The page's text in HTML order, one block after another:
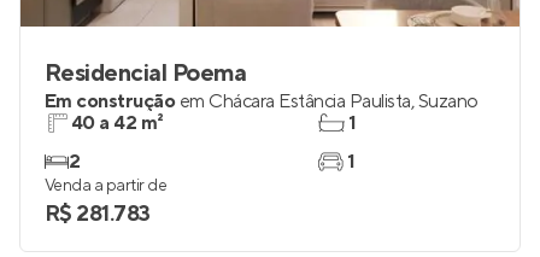
Residencial Poema
Em construção em Chácara Estância Paulista,Suzano
40 a 42 m²
2
1
1
Venda a partir de
R$ 281.783